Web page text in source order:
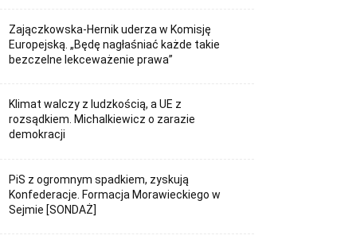
Zajączkowska-Hernik uderza w Komisję
Europejską. „Będę nagłaśniać każde takie
bezczelne lekceważenie prawa”
Klimat walczy z ludzkością, a UE z
rozsądkiem. Michalkiewicz o zarazie
demokracji
PiS z ogromnym spadkiem, zyskują
Konfederacje. Formacja Morawieckiego w
Sejmie [SONDAŻ]